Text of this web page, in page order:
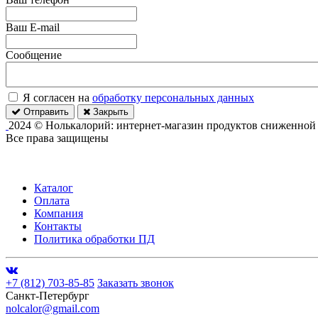
Ваш E-mail
Сообщение
Я согласен на обработку персональных данных
Отправить Закрыть
2024 © Нолькалорий: интернет-магазин продуктов
Все права защищены
Каталог
Оплата
Компания
Контакты
Политика обработки ПД
+7 (812) 703-85-85 Заказать звонок
Санкт-Петербург
nolcalor@gmail.com